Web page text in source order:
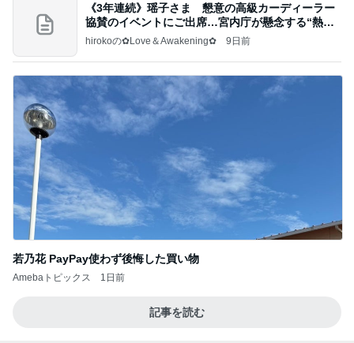
《3年連続》瑶子さま 懇意の高級カーディーラー
協賛のイベントにご出席…宮内庁が懸念する“熱心
すぎ
hirokoの✿Love＆Awakening✿ 9日前
若乃花 PayPay使わず後悔した買い物
Amebaトピックス 1日前
記事を読む